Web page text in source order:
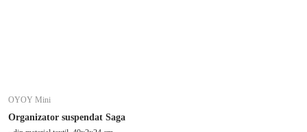
OYOY Mini
Organizator suspendat Saga